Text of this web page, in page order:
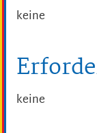
keine
keine